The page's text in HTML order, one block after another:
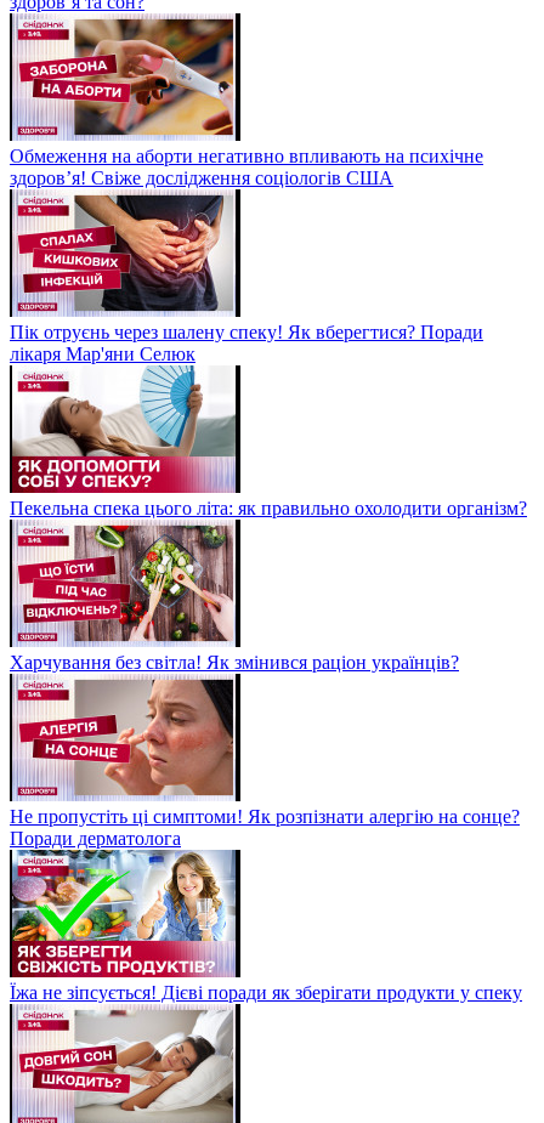
Обмеження на аборти негативно впливають на психічне
здоров’я! Свіже дослідження соціологів США
Пік отруєнь через шалену спеку! Як вберегтися? Поради
лікаря Мар'яни Селюк
Пекельна спека цього літа: як правильно охолодити організм?
Харчування без світла! Як змінився раціон українців?
Не пропустіть ці симптоми! Як розпізнати алергію на сонце?
Поради дерматолога
Їжа не зіпсується! Дієві поради як зберігати продукти у спеку